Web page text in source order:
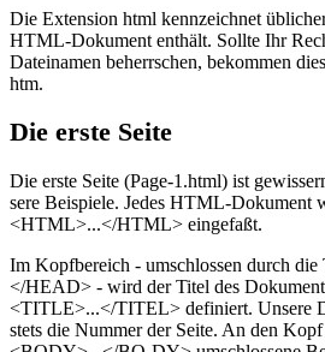
Die Extension html kennzeichnet
HTML-Dokument enthält. Sollte Ihr
Dateinamen beherrschen, bekommen
htm.
Die erste Seite
Die erste Seite (Page-1.html) ist
sere Beispiele. Jedes HTML-Dokument
<HTML>...</HTML> eingefaßt.
Im Kopfbereich - umschlossen durch
</HEAD> - wird der Titel des
<TITLE>...</TITEL> definiert. Unsere
stets die Nummer der Seite. An den